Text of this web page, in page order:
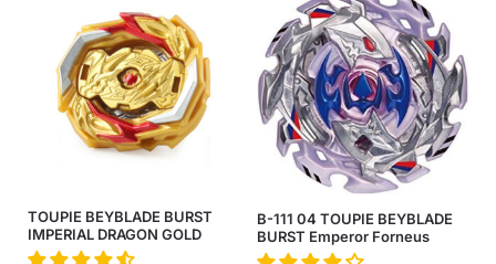
TOUPIE BEYBLADE BURST
IMPERIAL DRAGON GOLD
B-111 04 TOUPIE BEYBLADE
BURST Emperor Forneus